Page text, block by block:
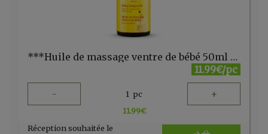
***Huile de massage ventre de bébé 50ml Weleda
11.99€/pc
- 1 pc +
11.99€
Réception souhaitée le